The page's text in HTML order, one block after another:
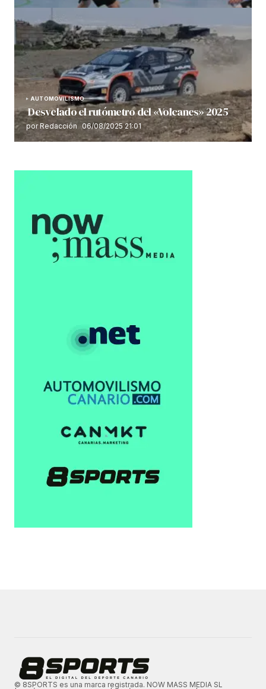
AUTOMOVILISMO
Desvelado el rutómetro del «Volcanes» 2025
por Redacción 06/08/2025 21:01
© 8SPORTS es una marca registrada. NOW MASS MEDIA SL